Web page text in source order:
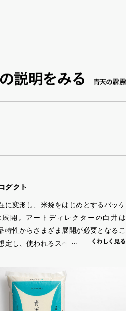
説明をみる 青天の霹靂
ダク ト
に変形し、米袋をはじめとするパッケ
展開。アートディレクターの白井は
特性からさまざま展開が必要となるこ
定し、使われるスペースやモノによっ
は珍しいが、ブランド米としての高級
良い印象に仕上げている。
く わしく 見る